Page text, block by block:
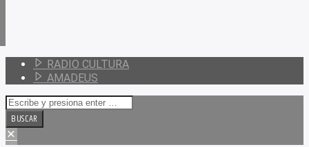
RADIO CULTURA
AMADEUS